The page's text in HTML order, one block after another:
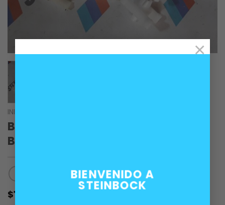
BIENVENIDO A
STEINBOCK
×
INICIO
Broche moldura exterior puerta
BMW E12, E21 y E30
$1.000